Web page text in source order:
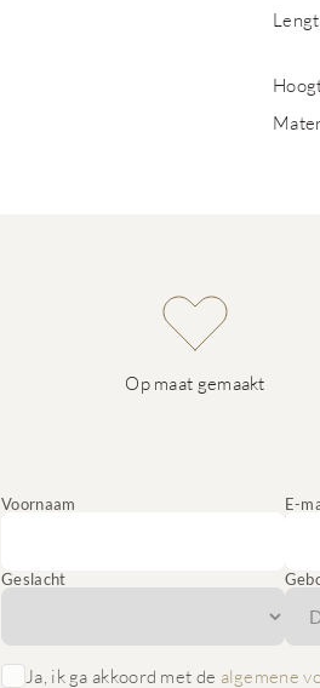
Op maat gemaakt
Voornaam E-
Geslacht
Ja, ik ga akkoord met de algemene